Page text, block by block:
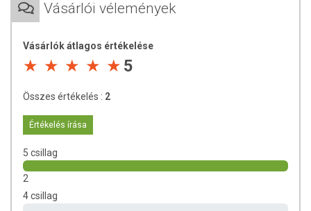
Tárolás:Száraz, hűvös helyen tárolandó.
Nettó tömeg: 500 g
Vásárlói vélemények
Vásárlók átlagos értékelése
5
Összes értékelés : 2
Értékelés írása
5 csillag
2
4 csillag